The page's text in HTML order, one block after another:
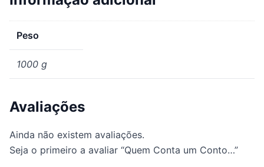
Peso
1000 g
Avaliações
Ainda não existem avaliações.
Seja o primeiro a avaliar “Quem Conta um Conto…”